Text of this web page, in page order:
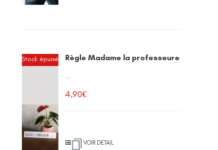
Stock épuisé Règle Madame la professeure
...
4,90€
VOIR DETAIL